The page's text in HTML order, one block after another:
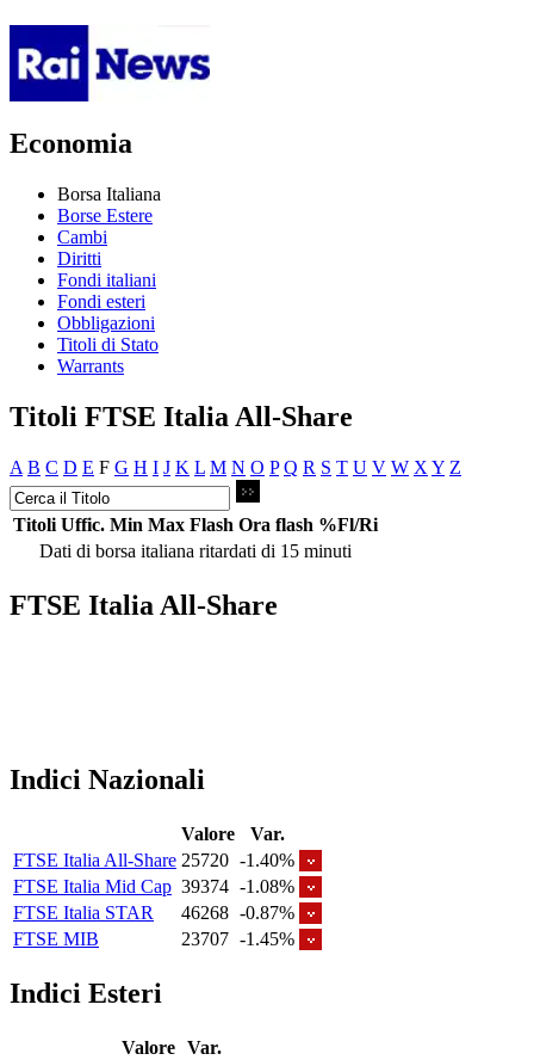
Economia
Borsa Italiana
Borse Estere
Cambi
Diritti
Fondi italiani
Fondi esteri
Obbligazioni
Titoli di Stato
Warrants
Titoli FTSE Italia All-Share
A B C D E F G H I J K L M N O P Q R S T U V W X Y Z
Titoli Uffic. Min Max Flash Ora flash %Fl/Ri
Dati di borsa italiana ritardati di 15 minuti
FTSE Italia All-Share
Indici Nazionali
Valore
Var.
FTSE Italia All-Share 25720 -1.40%
FTSE Italia Mid Cap 39374 -1.08%
FTSE Italia STAR
46268 -0.87%
FTSE MIB
23707 -1.45%
Indici Esteri
Valore Var.